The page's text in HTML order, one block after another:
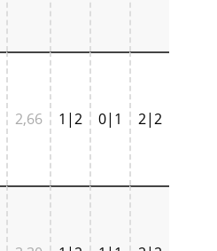
2,66 1|2 0|1 2|2